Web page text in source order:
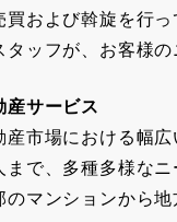
買および斡旋を行
タッフが、お客様
産サービス
産市場における幅
まで、多種多様な
のマンションから